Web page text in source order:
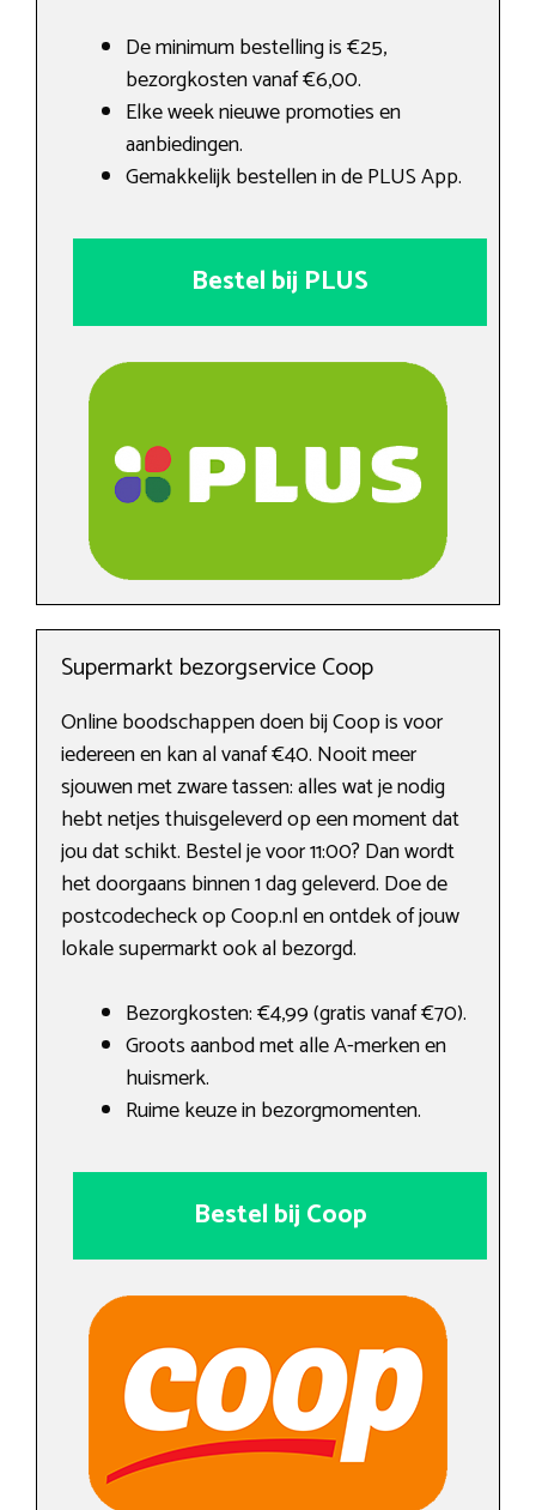
De minimum bestelling is €25,
bezorgkosten vanaf €6,00.
Elke week nieuwe promoties en
aanbiedingen.
Gemakkelijk bestellen in de PLUS App.
Bestel bij PLUS
Supermarkt bezorgservice Coop
Online boodschappen doen bij Coop is voor
iedereen en kan al vanaf €40. Nooit meer
sjouwen met zware tassen: alles wat je nodig
hebt netjes thuisgeleverd op een moment dat
jou dat schikt. Bestel je voor 11:00? Dan wordt
het doorgaans binnen 1 dag geleverd. Doe de
postcodecheck op Coop.nl en ontdek of jouw
lokale supermarkt ook al bezorgd.
Bezorgkosten: €4,99 (gratis vanaf €70).
Groots aanbod met alle A-merken en
huismerk.
Ruime keuze in bezorgmomenten.
Bestel bij Coop